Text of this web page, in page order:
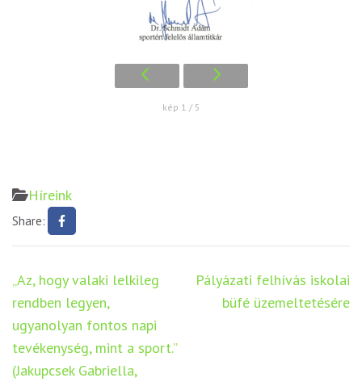
kép 1 / 5
Híreink
Share:
Bejegyzés
navigáció
„Az, hogy valaki lelkileg
rendben legyen,
ugyanolyan fontos napi
tevékenység, mint a sport.”
(Jakupcsek Gabriella,
Pályázati felhívás iskolai
büfé üzemeltetésére